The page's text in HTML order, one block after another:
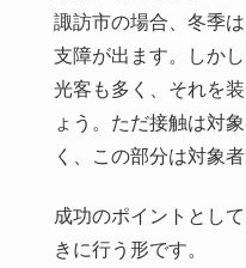
諏訪市の場合、冬季
支障が出ます。しか
光客も多く、それを
ょう。ただ接触は対
く、この部分は対象
成功のポイントとし
きに行う形です。